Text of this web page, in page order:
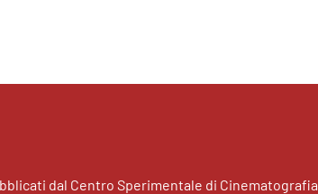
dal Centro Sperimentale di Cinematografia.